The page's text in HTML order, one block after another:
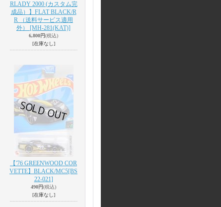
RLADY 2000 (カスタム完
成品）】FLAT BLACK/R
R （送料サービス適用
外） [MH-281(KAT)]
6,800円(税込)
[在庫なし]
【'76 GREENWOOD COR
VETTE】BLACK/MC5[BS
22-021]
490円(税込)
[在庫なし]